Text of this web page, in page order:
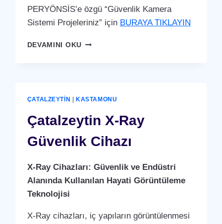
PERYÖNSİS’e özgü “Güvenlik Kamera
Sistemi Projeleriniz” için BURAYA TIKLAYIN
DEVAMINI OKUÇATALZEYTIN
ÇATALZEYTIN KASTAMONU
Çatalzeytin X-Ray
Güvenlik Cihazı
X-Ray Cihazları: Güvenlik ve Endüstri
Alanında Kullanılan Hayati Görüntüleme
Teknolojisi
X-Ray cihazları, iç yapıların görüntülenmesi